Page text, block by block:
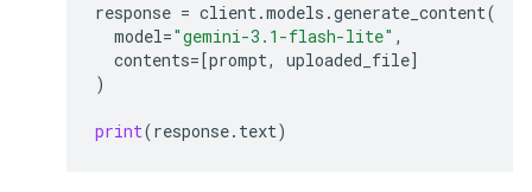
response = client.models .generate_content(
model="gemini-3.1-flash-lite" ,
contents=[prompt, uploaded_file]
)
print(response. text)